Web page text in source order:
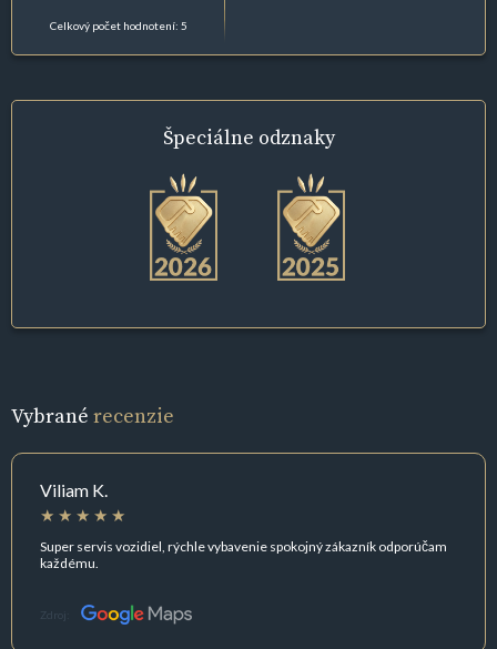
Celkový počet hodnotení: 5
Špeciálne odznaky
Vybrané recenzie
Viliam K.
Super servis vozidiel, rýchle vybavenie spokojný zákazník odporúčam
každému.
Zdroj: